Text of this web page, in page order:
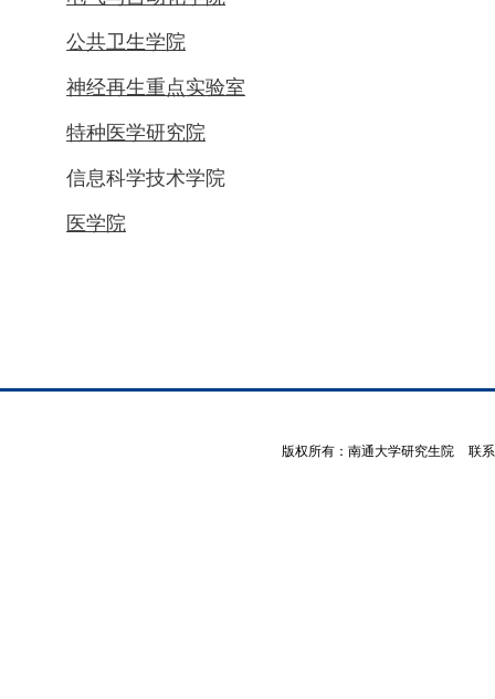
公共卫生学院
神经再生重点实验室
特种医学研究院
信息科学技术学院
医学院
版权所有：南通大学研究生院 联